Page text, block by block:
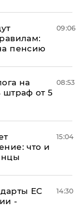
пенсию
09:06
на
штраф от 5
08:53
что и
15:04
ЕС
-
14:30